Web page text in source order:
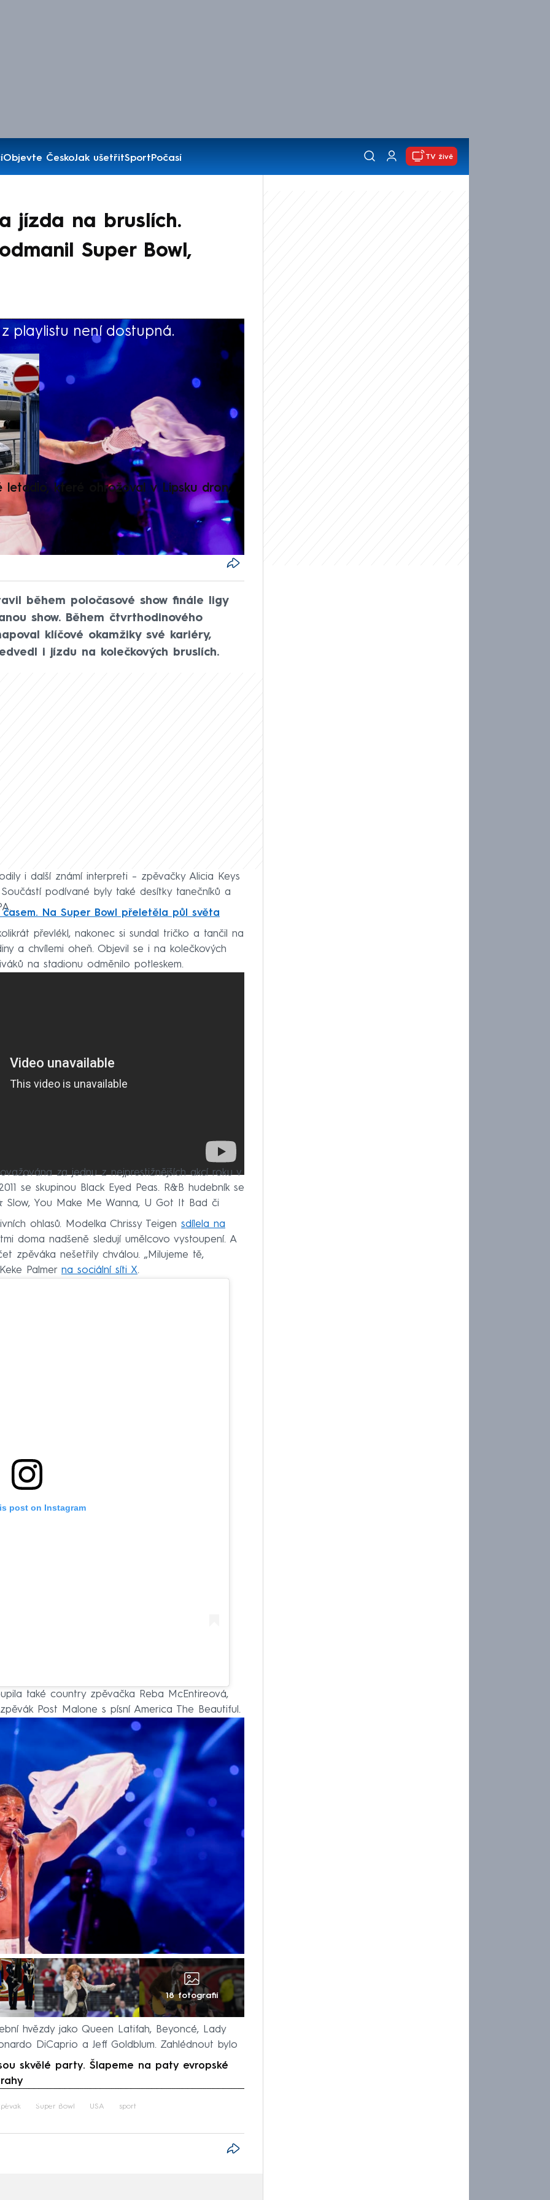
Objevte ČeskoJak ušetřitSportPočasí
TV živě
jízda na bruslích.
Super Bowl,
playlistu není dostupná.
letadlo, které ohrožoval v Lipsku dron,
během poločasové show finále ligy
show. Během čtvrthodinového
klíčové okamžiky své kariéry,
i jízdu na kolečkových bruslích.
i další známí interpreti – zpěvačky Alicia Keys
podívané byly také desítky tanečníků a
Na Super Bowl přeletěla půl světa
převlékl, nakonec si sundal tričko a tančil na
a chvílemi oheň. Objevil se i na kolečkových
na stadionu odměnilo potleskem.
za jednu z nejprestižnějších akcí roku v
se skupinou Black Eyed Peas. R&B hudebník se
Slow, You Make Me Wanna, U Got It Bad či
ohlasů. Modelka Chrissy Teigen sdílela na
doma nadšeně sledují umělcovo vystoupení. A
zpěváka nešetřily chválou. „Milujeme tě,
Palmer na sociální síti X.
post on Instagram
také country zpěvačka Reba McEntireová,
Post Malone s písní America The Beautiful.
18 fotografií
hvězdy jako Queen Latifah, Beyoncé, Lady
DiCaprio a Jeff Goldblum. Zahlédnout bylo
skvělé party. Šlapeme na paty evropské
to fetch
Super Bowl USA sport